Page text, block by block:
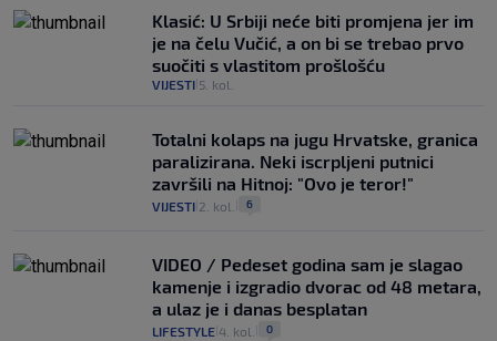
Klasić: U Srbiji neće biti promjena jer im
je na čelu Vučić, a on bi se trebao prvo
suočiti s vlastitom prošlošću
VIJESTI 5. kol.
Totalni kolaps na jugu Hrvatske, granica
paralizirana. Neki iscrpljeni putnici
završili na Hitnoj: "Ovo je teror!"
VIJESTI 2. kol. 6
VIDEO / Pedeset godina sam je slagao
kamenje i izgradio dvorac od 48 metara,
a ulaz je i danas besplatan
LIFESTYLE 4. kol. 0